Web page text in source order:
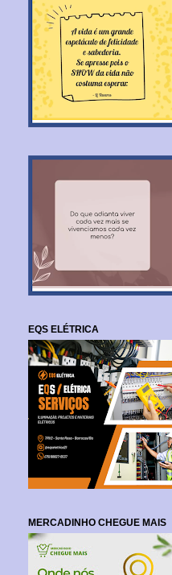
EQS ELÉTRICA
MERCADINHO CHEGUE MAIS